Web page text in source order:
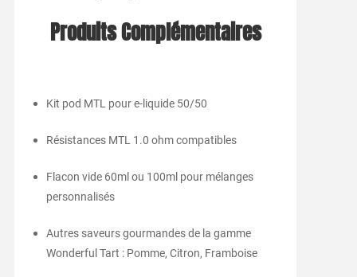
Produits Complémentaires
Kit pod MTL pour e-liquide 50/50
Résistances MTL 1.0 ohm compatibles
Flacon vide 60ml ou 100ml pour mélanges
personnalisés
Autres saveurs gourmandes de la gamme
Wonderful Tart : Pomme, Citron, Framboise